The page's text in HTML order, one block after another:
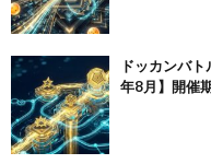
ドッカンバ
年8月】開催